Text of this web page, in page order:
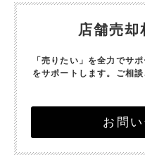
店舗売却
「売りたい」を全力でサポ
をサポートします。 ご相
お問